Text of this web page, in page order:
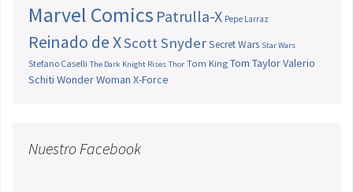
Marvel Comics Patrulla-X Pepe Larraz
Reinado de XScott SnyderSecret Wars Star Wars
Stefano Caselli The Dark Knight Rises Thor Tom King Tom TaylorValerio
Schiti Wonder Woman X-Force
Nuestro Facebook